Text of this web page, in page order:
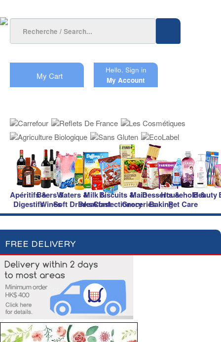
My Cart
Hello. Sign in
My Account
Apéritifs &
Digestifs
Beers &
Wines
Waters &
Soft Drinks
Milk &
Breakfast
Biscuits &
Confectionery
Main
Groceries
Desserts &
Baking
Household &
Pet Care
Beauty
FREE DELIVERY